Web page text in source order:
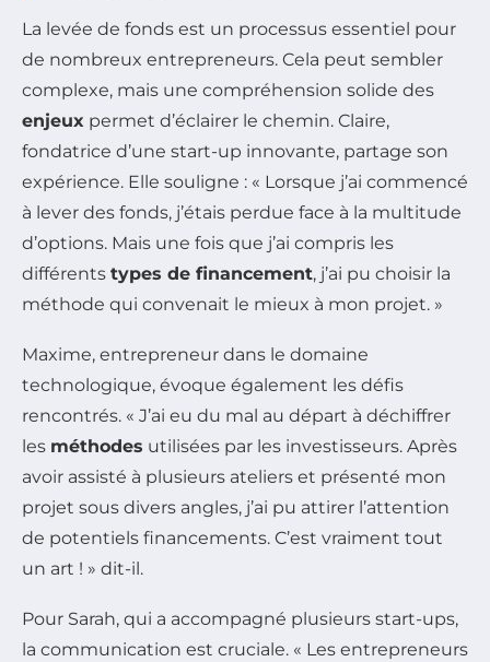
La levée de fonds est un processus essentiel pour
de nombreux entrepreneurs. Cela peut sembler
complexe, mais une compréhension solide des
enjeux permet d’éclairer le chemin. Claire,
fondatrice d’une start-up innovante, partage son
expérience. Elle souligne : « Lorsque j’ai commencé
à lever des fonds, j’étais perdue face à la multitude
d’options. Mais une fois que j’ai compris les
différents types de financement, j’ai pu choisir la
méthode qui convenait le mieux à mon projet. »
Maxime, entrepreneur dans le domaine
technologique, évoque également les défis
rencontrés. « J’ai eu du mal au départ à déchiffrer
les méthodes utilisées par les investisseurs. Après
avoir assisté à plusieurs ateliers et présenté mon
projet sous divers angles, j’ai pu attirer l’attention
de potentiels financements. C’est vraiment tout
un art ! » dit-il.
Pour Sarah, qui a accompagné plusieurs start-ups,
la communication est cruciale. « Les entrepreneurs